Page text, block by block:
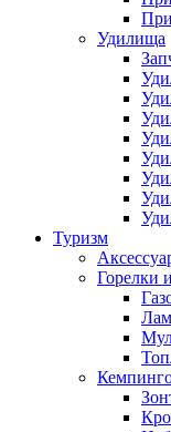
Удилища
Туризм
Горелки